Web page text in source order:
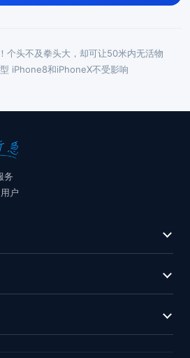
个头不及拳头大，却可让50米内无活物
iPhone8和iPhoneX不受影响
务
户